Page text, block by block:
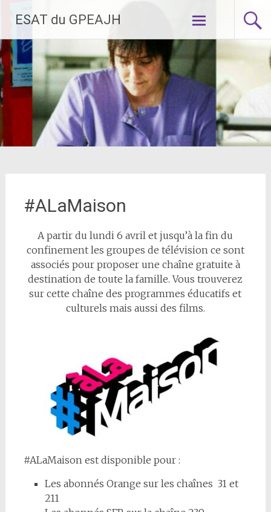
contenu
principal
ESAT du GPEAJH
#ALaMaison
A partir du lundi 6 avril et jusqu’à la fin du
confinement les groupes de télévision ce sont
associés pour proposer une chaîne gratuite à
destination de toute la famille. Vous trouverez
sur cette chaîne des programmes éducatifs et
culturels mais aussi des films.
#ALaMaison est disponible pour :
Les abonnés Orange sur les chaînes 31 et
211